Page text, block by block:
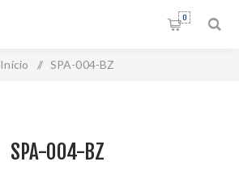
0
Início / SPA-004-BZ
SPA-004-BZ